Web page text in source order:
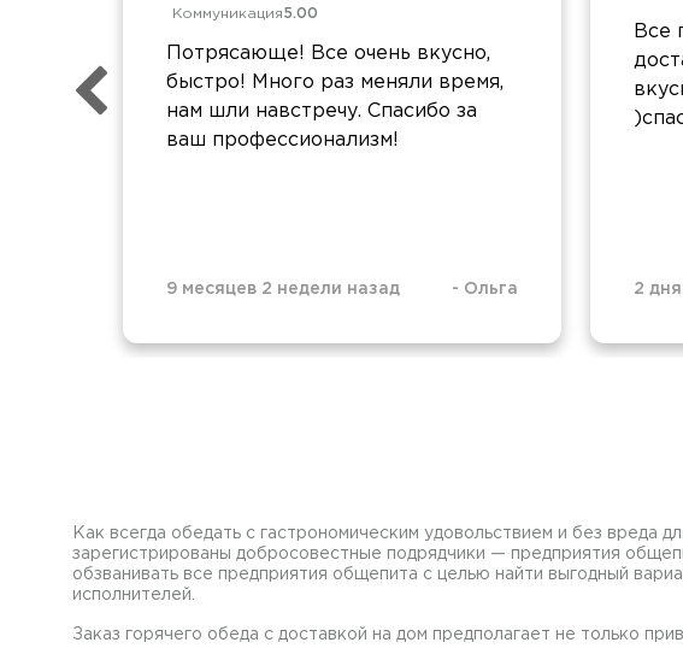
Коммуникация5.00
Потрясающе! Все очень вкусно,
быстро! Много раз меняли время,
нам шли навстречу. Спасибо за
ваш профессионализм!
9 месяцев 2 недели назад - Ольга
Все
2
Как всегда обедать с гастрономическим удовольствием и без вреда
зарегистрированы добросовестные подрядчики — предприятия
обзванивать все предприятия общепита с целью найти выгодный
исполнителей.
Заказ горячего обеда с доставкой на дом предполагает не только